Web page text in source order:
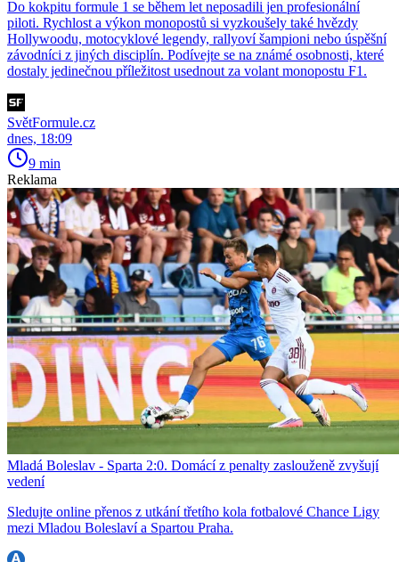
Do kokpitu formule 1 se během let neposadili jen profesionální
piloti. Rychlost a výkon monopostů si vyzkoušely také hvězdy
Hollywoodu, motocyklové legendy, rallyoví šampioni nebo úspěšní
závodníci z jiných disciplín. Podívejte se na známé osobnosti, které
dostaly jedinečnou příležitost usednout za volant monopostu F1.
SvětFormule.cz
dnes, 18:09
9 min
Reklama
Mladá Boleslav - Sparta 2:0. Domácí z penalty zaslouženě zvyšují
vedení
Sledujte online přenos z utkání třetího kola fotbalové Chance Ligy
mezi Mladou Boleslaví a Spartou Praha.